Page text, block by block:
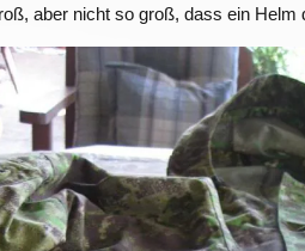
aber nicht so groß, dass ein Helm